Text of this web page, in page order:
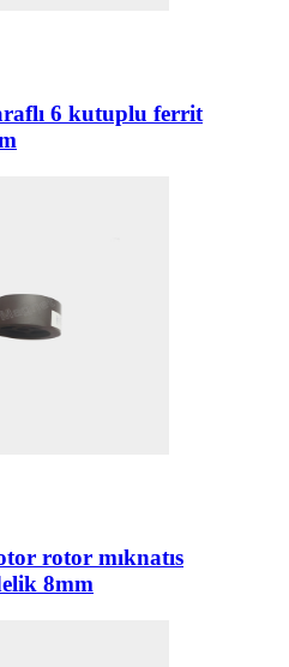
6 kutuplu ferrit
rotor mıknatıs
8mm